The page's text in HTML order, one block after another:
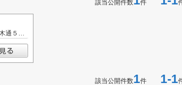
該当公開件数 件
兵庫県神戸市兵庫区水木通５丁目
該当公開件数1件 1-1